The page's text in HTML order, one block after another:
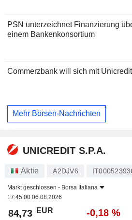
PSN unterzeichnet Finanzierung
einem Bankenkonsortium
Commerzbank will sich mit
Mehr Börsen-Nachrichten
UNICREDIT S.P.A.
Aktie A2DJV6
Markt geschlossen - Borsa Italiana
17:45:00 06.08.2026
84,73 EUR -0,18 %